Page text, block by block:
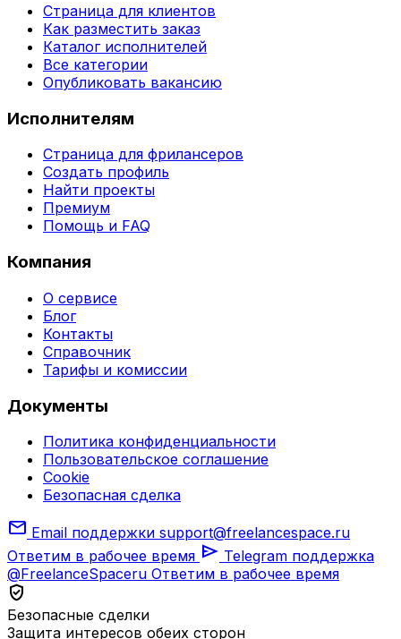
Страница для клиентов
Как разместить заказ
Каталог исполнителей
Все категории
Опубликовать вакансию
Исполнителям
Страница для фрилансеров
Создать профиль
Найти проекты
Премиум
Помощь и FAQ
Компания
О сервисе
Блог
Контакты
Справочник
Тарифы и комиссии
Документы
Политика конфиденциальности
Пользовательское соглашение
Cookie
Безопасная сделка
mail Email поддержки support@freelancespace.ru
Ответим в рабочее время send Telegram поддержка
@FreelanceSpaceru Ответим в рабочее время
verified_user
Безопасные сделки
Защита интересов обеих сторон